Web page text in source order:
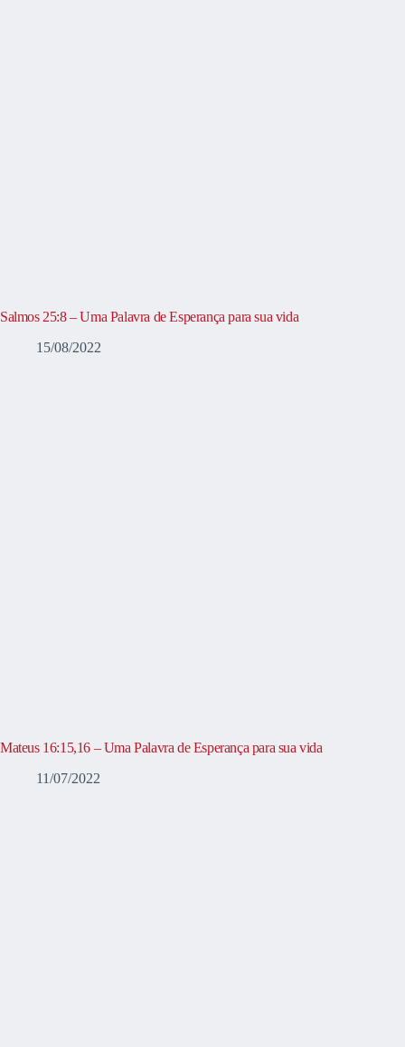
Salmos 25:8 – Uma Palavra de Esperança para sua vida
15/08/2022
Mateus 16:15,16 – Uma Palavra de Esperança para sua vida
11/07/2022